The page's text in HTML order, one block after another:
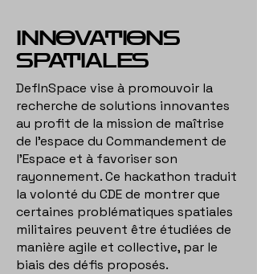
INNOVATIONS
SPATIALES
DefInSpace vise à promouvoir la
recherche de solutions innovantes
au profit de la mission de maîtrise
de l’espace du Commandement de
l’Espace et à favoriser son
rayonnement. Ce hackathon traduit
la volonté du CDE de montrer que
certaines problématiques spatiales
militaires peuvent être étudiées de
manière agile et collective, par le
biais des défis proposés.